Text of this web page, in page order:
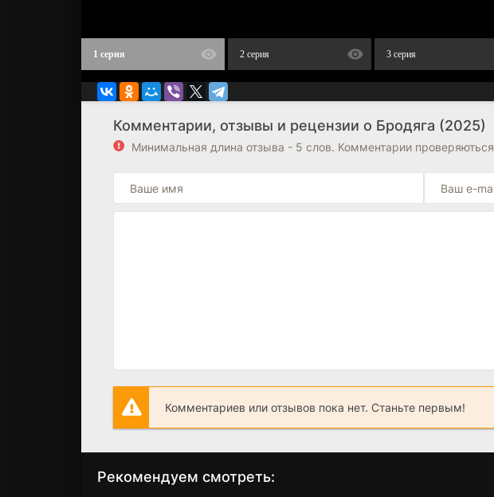
1 серия 2 серия 3 серия
Комментарии, отзывы и рецензии о Бродяга (2025)
Минимальная длина отзыва - 5 слов. Комментарии проверяються
Комментариев или отзывов пока нет. Станьте первым!
Рекомендуем смотреть: